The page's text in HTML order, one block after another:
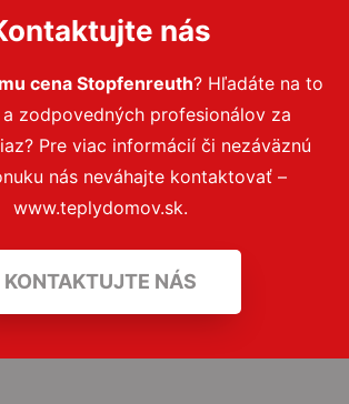
nás
cena Stopfenreuth? Hľadáte na to
a zodpovedných profesionálov za
Pre viac informácií či nezáväznú
nás neváhajte kontaktovať –
www.teplydomov.sk.
KONTAKTUJTE NÁS